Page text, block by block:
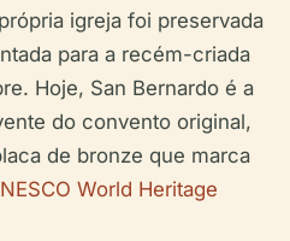
igreja foi preservada
para a recém-criada
Hoje, San Bernardo é a
do convento original,
de bronze que marca
World Heritage